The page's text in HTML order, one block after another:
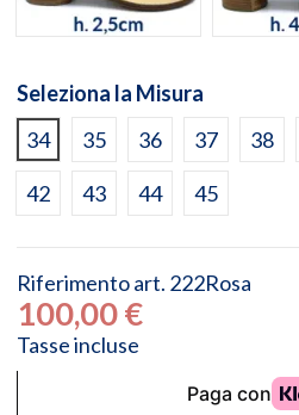
Seleziona la Misura
34
35 36 37 38
42 43 44 45
Riferimento art. 222Rosa
100,00 €
Tasse incluse